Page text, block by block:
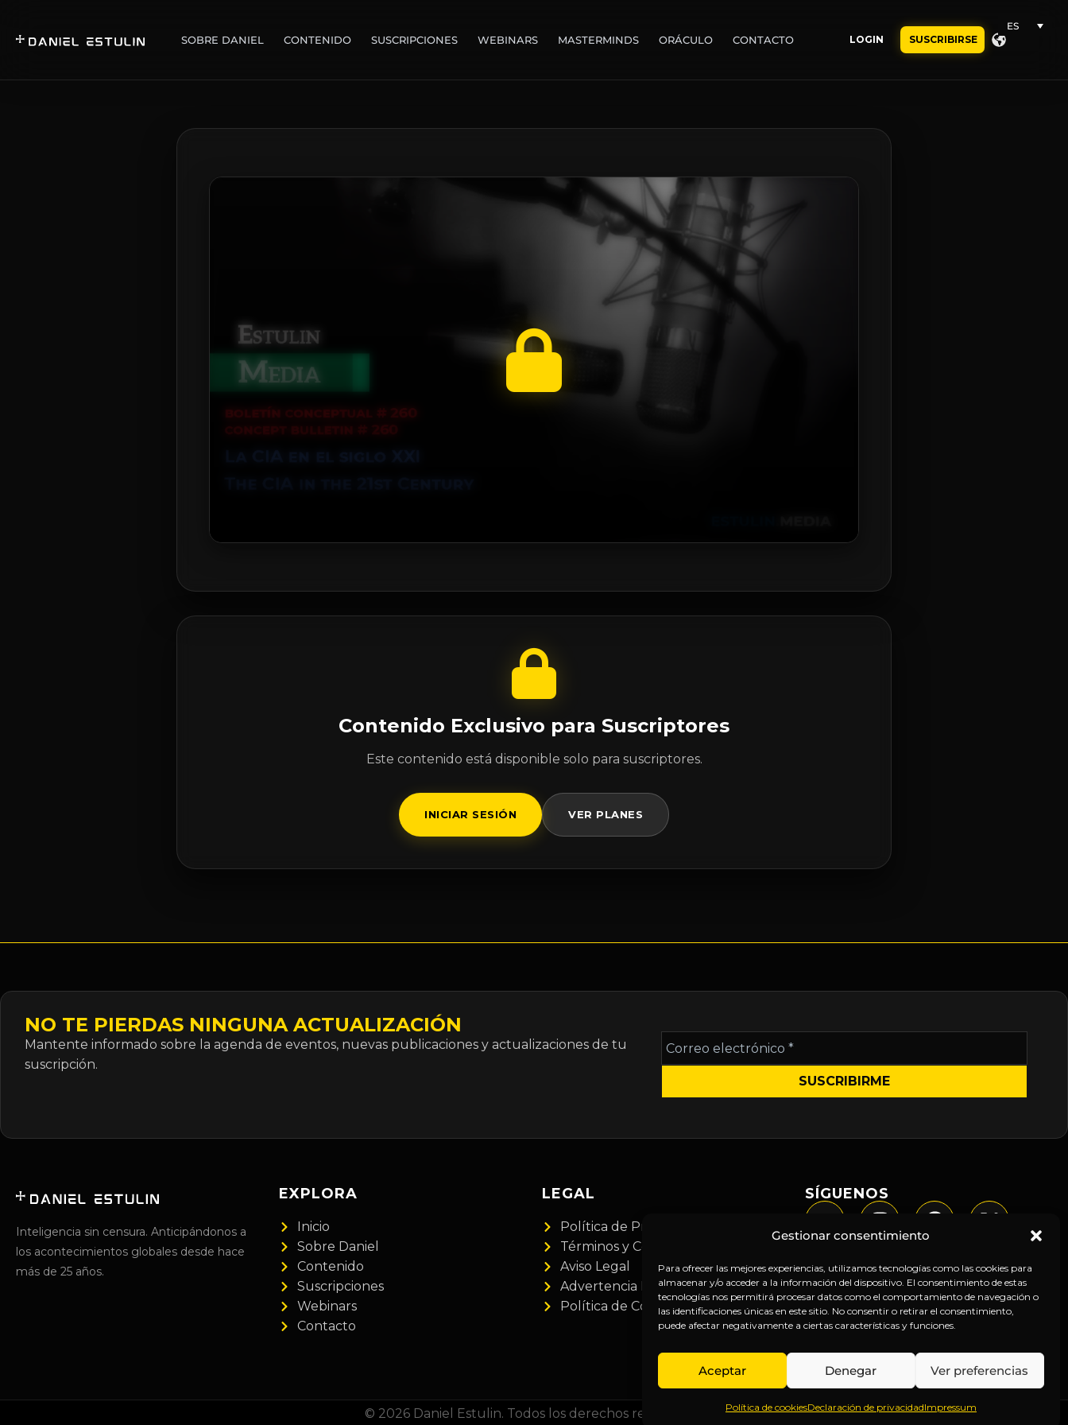
Gestionar consentimiento
Para ofrecer las mejores experiencias, utilizamos tecnologías como las cookies para
almacenar y/o acceder a la información del dispositivo. El consentimiento de estas
tecnologías nos permitirá procesar datos como el comportamiento de navegación o
las identificaciones únicas en este sitio. No consentir o retirar el consentimiento,
puede afectar negativamente a ciertas características y funciones.
Aceptar Denegar Ver preferencias
Política de cookiesDeclaración de privacidadImpressum
SOBRE DANIEL CONTENIDO SUSCRIPCIONES WEBINARS MASTERMINDS ORÁCULO CONTACTO LOGIN SUSCRIBIRSE
ES
Contenido Exclusivo para Suscriptores
Este contenido está disponible solo para suscriptores.
INICIAR SESIÓN VER PLANES
NO TE PIERDAS NINGUNA ACTUALIZACIÓN
Mantente informado sobre la agenda de eventos, nuevas publicaciones y actualizaciones de tu
suscripción.
Correo
electrónico
*
Inteligencia sin censura. Anticipándonos a
los acontecimientos globales desde hace
más de 25 años.
EXPLORA
Inicio
Sobre Daniel
Contenido
Suscripciones
Webinars
Contacto
LEGAL
Política de Privacidad
Términos y Condiciones
Aviso Legal
Advertencia Financiera
Política de Cookies
SÍGUENOS
© 2026 Daniel Estulin. Todos los derechos reservados.